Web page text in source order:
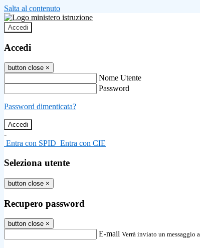
Salta al contenuto
Accedi
Accedi
button close ×
Nome Utente
Password
Password dimenticata?
-
Entra con SPID Entra con CIE
Seleziona utente
button close ×
Recupero password
button close ×
E-mail Verrà inviato un messaggio